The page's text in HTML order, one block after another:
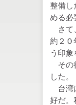
整備し
める必
さて
約２０
う印象
その
した。
台湾
好だ。